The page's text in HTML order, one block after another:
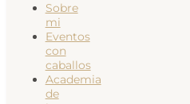
Sobre
mi
Eventos
con
caballos
Academia
de